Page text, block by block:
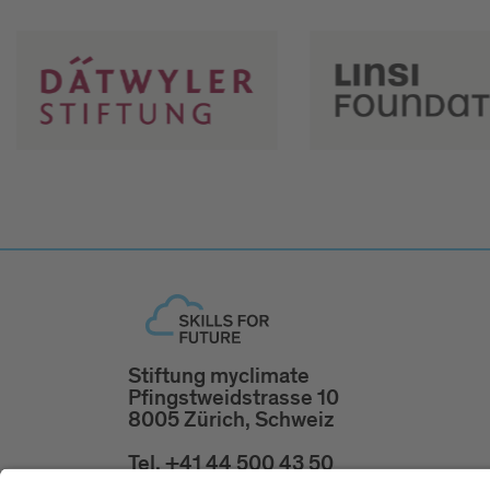
Stiftung myclimate
Pfingstweidstrasse 10
8005 Zürich, Schweiz
Tel. +41 44 500 43 50